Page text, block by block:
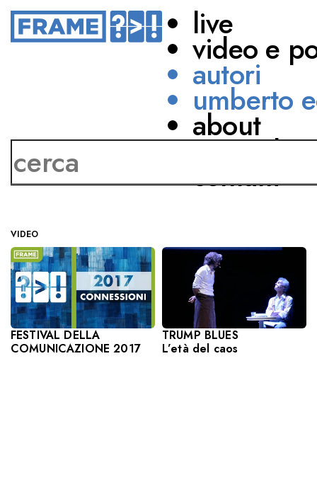
live
video e
autori
umberto
about
network
contatti
Valentino Corvino
VIDEO
FESTIVAL DELLA
COMUNICAZIONE 2017
TRUMP BLUES
L’età del caos